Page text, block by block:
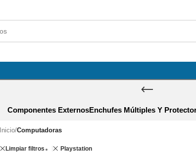
Componentes ExternosEnchufes Múltiples Y
Inicio/Computadoras
Limpiar filtros Playstation